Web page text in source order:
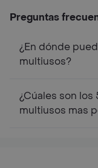
Preguntas
¿En dónde
multiusos?
¿Cúales son
multiusos mas